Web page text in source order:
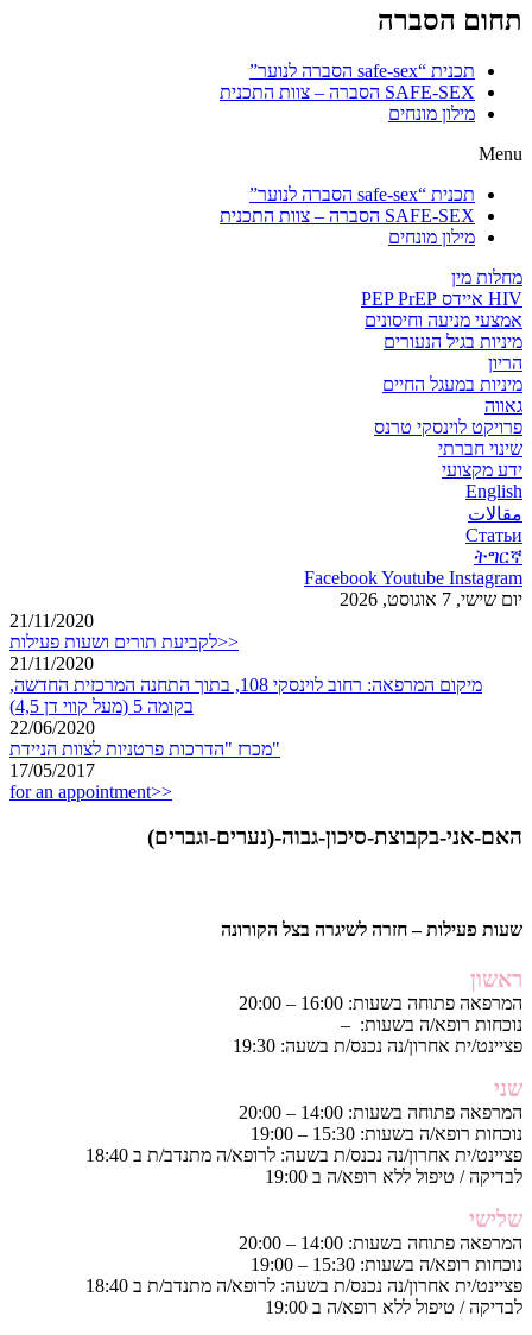
תחום הסברה
תכנית “safe-sex הסברה לנוער”
SAFE-SEX הסברה – צוות התכנית
מילון מונחים
Menu
תכנית “safe-sex הסברה לנוער”
SAFE-SEX הסברה – צוות התכנית
מילון מונחים
מחלות מין
HIV איידס PEP PrEP
אמצעי מניעה וחיסונים
מיניות בגיל הנעורים
הריון
מיניות במעגל החיים
גאווה
פרויקט לוינסקי טרנס
שינוי חברתי
ידע מקצועי
English
مقالات
Статьи
ትግርኛ
FacebookYoutube Instagram
יום שישי, 7 אוגוסט, 2026
21/11/2020
לקביעת תורים ושעות פעילות>>
21/11/2020
מיקום המרפאה: רחוב לוינסקי 108, בתוך התחנה המרכזית החדשה,
בקומה 5 (מעל קווי דן 4,5)
22/06/2020
מכרז "הדרכות פרטניות לצוות הניידת"
17/05/2017
for an appointment>>
האם-אני-בקבוצת-סיכון-גבוה-(נערים-וגברים)
שעות פעילות – חזרה לשיגרה בצל הקורונה
ראשון
המרפאה פתוחה בשעות: 16:00 – 20:00
נוכחות רופא/ה בשעות: –
פציינט/ית אחרון/נה נכנס/ת בשעה: 19:30
שני
המרפאה פתוחה בשעות: 14:00 – 20:00
נוכחות רופא/ה בשעות: 15:30 – 19:00
פציינט/ית אחרון/נה נכנס/ת בשעה: לרופא/ה מתנדב/ת ב 18:40
לבדיקה / טיפול ללא רופא/ה ב 19:00
שלישי
המרפאה פתוחה בשעות: 14:00 – 20:00
נוכחות רופא/ה בשעות: 15:30 – 19:00
פציינט/ית אחרון/נה נכנס/ת בשעה: לרופא/ה מתנדב/ת ב 18:40
לבדיקה / טיפול ללא רופא/ה ב 19:00